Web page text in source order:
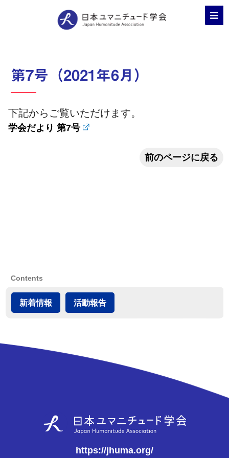
第7号（2021年6月）
下記からご覧いただけます。
学会だより 第7号
前のページに戻る
Contents
新着情報 活動報告
https://jhuma.org/